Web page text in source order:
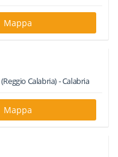
Mappa
(Reggio Calabria) -Calabria
Mappa